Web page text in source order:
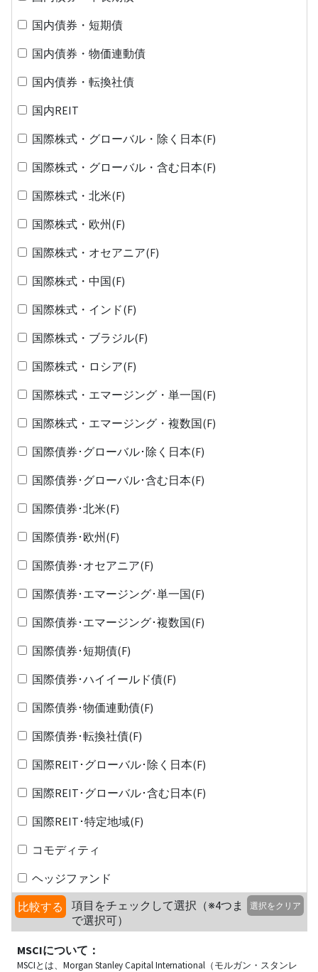
国内債券・短期債
国内債券・物価連動債
国内債券・転換社債
国内REIT
国際株式・グローバル・除く日本(F)
国際株式・グローバル・含む日本(F)
国際株式・北米(F)
国際株式・欧州(F)
国際株式・オセアニア(F)
国際株式・中国(F)
国際株式・インド(F)
国際株式・ブラジル(F)
国際株式・ロシア(F)
国際株式・エマージング・単一国(F)
国際株式・エマージング・複数国(F)
国際債券･グローバル･除く日本(F)
国際債券･グローバル･含む日本(F)
国際債券･北米(F)
国際債券･欧州(F)
国際債券･オセアニア(F)
国際債券･エマージング･単一国(F)
国際債券･エマージング･複数国(F)
国際債券･短期債(F)
国際債券･ハイイールド債(F)
国際債券･物価連動債(F)
国際債券･転換社債(F)
国際REIT･グローバル･除く日本(F)
国際REIT･グローバル･含む日本(F)
国際REIT･特定地域(F)
コモディティ
ヘッジファンド
比較する
項目をチェックして選択（※4つま
で選択可）
選択をクリア
MSCIについて：
MSCIとは、Morgan Stanley Capital International（モルガン・スタンレ